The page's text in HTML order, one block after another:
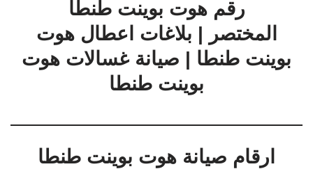
رقم هوت بوينت طنطا
المختصر | بلاغات اعطال هوت
بوينت طنطا | صيانة غسالات هوت
بوينت طنطا
ارقام صيانة هوت بوينت طنطا